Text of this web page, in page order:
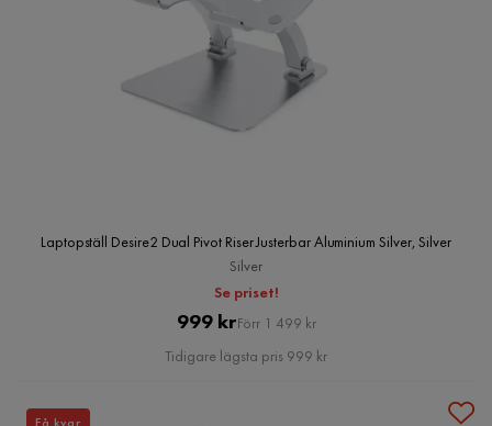
Laptopställ Desire2 Dual Pivot Riser Justerbar Aluminium Silver, Silver
Silver
Se priset!
Pris
999 kr Original
Pris
Förr 1 499 kr
Tidigare lägsta pris 999 kr